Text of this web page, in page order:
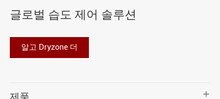
글로벌 습도 제어 솔루션
알고 Dryzone 더
